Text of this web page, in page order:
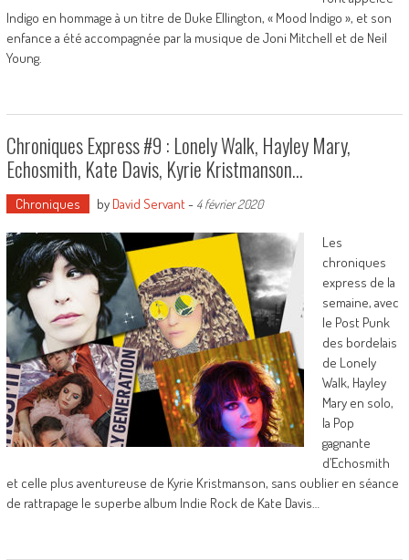
Indigo en hommage à un titre de Duke Ellington, « Mood Indigo », et son
enfance a été accompagnée par la musique de Joni Mitchell et de Neil
Young.
Chroniques Express #9 : Lonely Walk, Hayley Mary,
Echosmith, Kate Davis, Kyrie Kristmanson…
Chroniques by David Servant- 4 février 2020
Les
chroniques
express de la
semaine, avec
le Post Punk
des bordelais
de Lonely
Walk, Hayley
Mary en solo,
la Pop
gagnante
d’Echosmith
et celle plus aventureuse de Kyrie Kristmanson, sans oublier en séance
de rattrapage le superbe album Indie Rock de Kate Davis…